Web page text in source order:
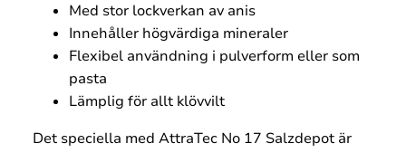
Med stor lockverkan av anis
Innehåller högvärdiga mineraler
Flexibel användning i pulverform eller som
pasta
Lämplig för allt klövvilt
Det speciella med AttraTec No 17 Salzdepot är